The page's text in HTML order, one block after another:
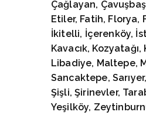
Çağlayan,
Etiler, Fatih, Florya,
İkitelli, İçerenköy,
Kavacık,
Libadiye, Maltepe,
Sancaktepe,
Şişli, Şirinevler,
Yeşilköy,